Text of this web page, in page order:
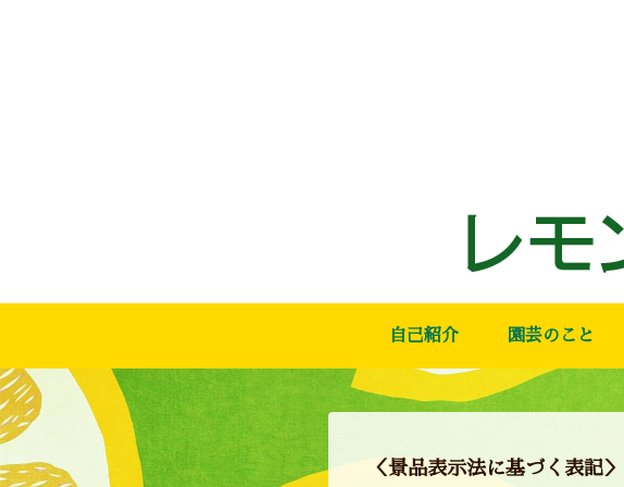
自己紹介 園芸のこと
＜景品表示法に基づく表記＞